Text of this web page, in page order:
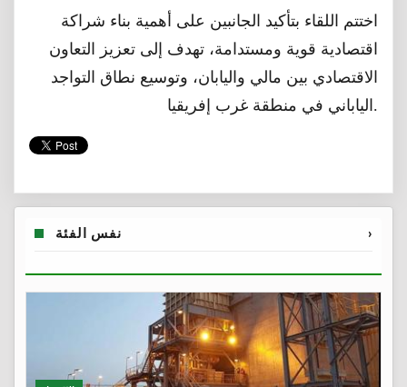
اختتم اللقاء بتأكيد الجانبين على أهمية بناء شراكة
اقتصادية قوية ومستدامة، تهدف إلى تعزيز التعاون
الاقتصادي بين مالي واليابان، وتوسيع نطاق التواجد
الياباني في منطقة غرب إفريقيا.
نفس الفئة ›